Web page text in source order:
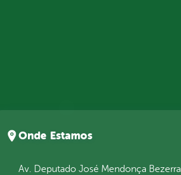
Onde Estamos
Av. Deputado José Mendonça Bezerra,